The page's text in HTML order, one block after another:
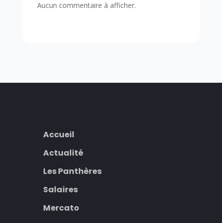
Aucun commentaire à afficher.
Accueil
Actualité
Les Panthères
Salaires
Mercato